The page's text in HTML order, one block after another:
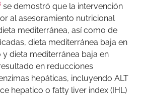
se demostró que la intervención
al asesoramiento nutricional
mediterránea, así como de
dieta mediterránea baja en
dieta mediterránea baja en
en reducciones
hepáticas, incluyendo ALT
hepatico o fatty liver index (IHL)